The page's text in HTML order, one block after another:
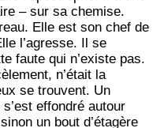
– sur sa chemise.
Elle est son chef de
l’agresse. Il se
faute qui n’existe pas.
n’était la
se trouvent. Un
effondré autour
un bout d’étagère